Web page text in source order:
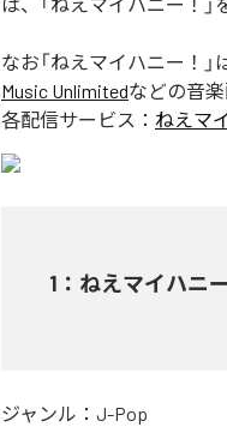
なお「ねえマイハニー！ 」
Music Unlimitedなどの音
各配信サービス： ねえマ
1 ： ねえマイハニー
ジャンル： J-Pop